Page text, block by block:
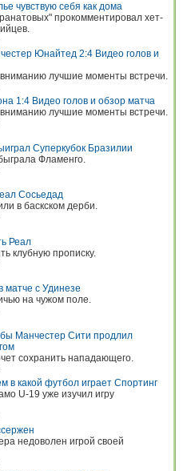
чувствую себя как дома
прокомментировал хет-
Юнайтед 2:4 Видео голов и
лучшие моменты встречи.
1:4 Видео голов и обзор матча
лучшие моменты встречи.
Суперкубок Бразилии
Фламенго.
Сосьедад
в баскском дерби.
Реал
клубную прописку.
матче с Удинезе
на чужом поле.
Манчестер Сити продлил
сохранить нападающего.
в какой футбол играет Спортинг
U-19 уже изучил игру
недоволен игрой своей